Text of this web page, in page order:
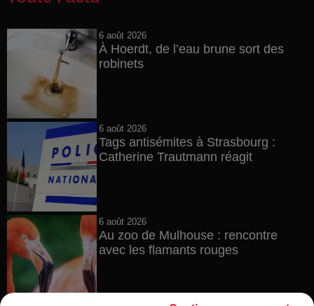
6 août 2026
À Hoerdt, de l’eau brune sort des
robinets
6 août 2026
Tags antisémites à Strasbourg :
Catherine Trautmann réagit
6 août 2026
Au zoo de Mulhouse : rencontre
avec les flamants rouges